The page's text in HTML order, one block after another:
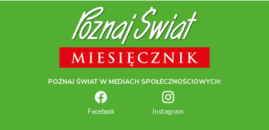
POZNAJ ŚWIAT W MEDIACH SPOŁECZNOŚCIOWYCH:
Facebook Instagram